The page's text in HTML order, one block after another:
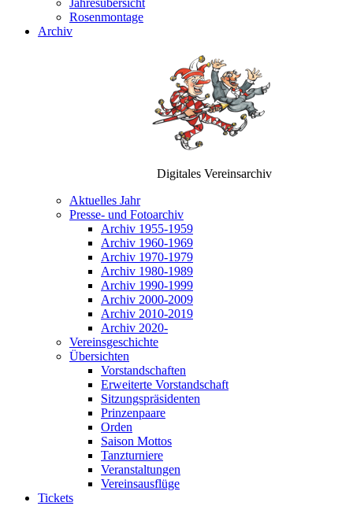
Jahresübersicht
Rosenmontage
Archiv
Digitales Vereinsarchiv
Aktuelles Jahr
Presse- und Fotoarchiv
Archiv 1955-1959
Archiv 1960-1969
Archiv 1970-1979
Archiv 1980-1989
Archiv 1990-1999
Archiv 2000-2009
Archiv 2010-2019
Archiv 2020-
Vereinsgeschichte
Übersichten
Vorstandschaften
Erweiterte Vorstandschaft
Sitzungspräsidenten
Prinzenpaare
Orden
Saison Mottos
Tanzturniere
Veranstaltungen
Vereinsausflüge
Tickets